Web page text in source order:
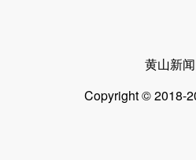
黄山新
Copyright © 2018-